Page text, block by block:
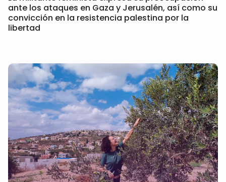
ante los ataques en Gaza y Jerusalén, así como su
convicción en la resistencia palestina por la
libertad